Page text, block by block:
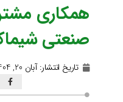
همکاری
صنعتی
تاریخ انتشار:آبان 20, 1404